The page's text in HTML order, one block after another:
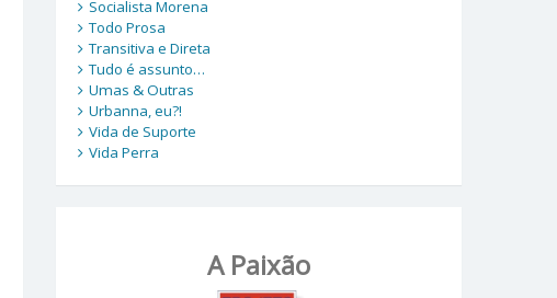
Socialista Morena
Todo Prosa
Transitiva e Direta
Tudo é assunto…
Umas & Outras
Urbanna, eu?!
Vida de Suporte
Vida Perra
A Paixão